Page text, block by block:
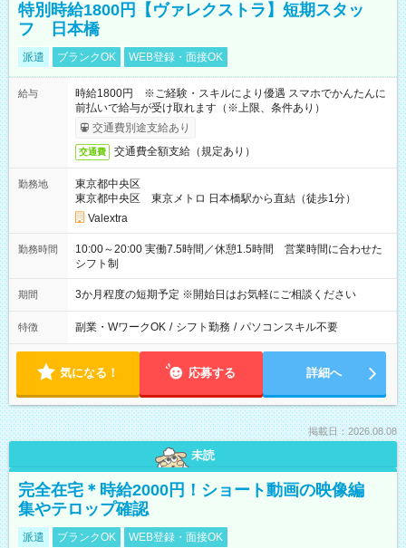
特別時給1800円【ヴァレクストラ】短期スタッ
フ 日本橋
派遣 ブランクOK WEB登録・面接OK
給与
時給1800円 ※ご経験・スキルにより優遇 スマホでかんたんに
前払いで給与が受け取れます（※上限、条件あり）
交通費別途支給あり
交通費 交通費全額支給（規定あり）
勤務地
東京都中央区
東京都中央区 東京メトロ 日本橋駅から直結（徒歩1分）
Valextra
勤務時間
10:00～20:00 実働7.5時間／休憩1.5時間 営業時間に合わせた
シフト制
期間 3か月程度の短期予定 ※開始日はお気軽にご相談ください
特徴 副業・WワークOK / シフト勤務 / パソコンスキル不要
気になる！ 応募する 詳細へ
掲載日：2026.08.08
未読
完全在宅＊時給2000円！ショート動画の映像編
集やテロップ確認
派遣 ブランクOK WEB登録・面接OK